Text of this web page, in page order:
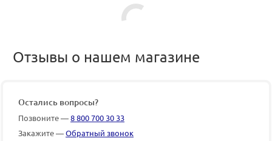
Отзывы о нашем магазине
Остались вопросы?
Позвоните —8 800 700 30 33
Закажите —Обратный звонок